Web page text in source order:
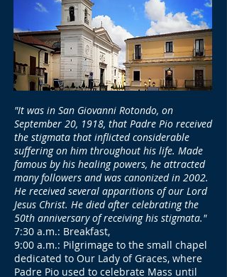
"It was in San Giovanni Rotondo, on
September 20, 1918, that Padre Pio received
the stigmata that inflicted considerable
suffering on him throughout his life. Made
famous by his healing powers, he attracted
many followers and was canonized in 2002.
He received several apparitions of our Lord
Jesus Christ. He died after celebrating the
50th anniversary of receiving his stigmata."
7:30 a.m.: Breakfast,
9:00 a.m.: Pilgrimage to the small chapel
dedicated to Our Lady of Graces, where
Padre Pio used to celebrate Mass until